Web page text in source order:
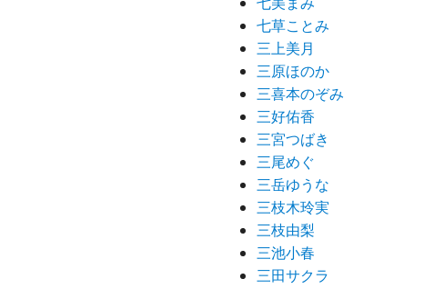
七草ことみ
三上美月
三原ほのか
三喜本のぞみ
三好佑香
三宮つばき
三尾めぐ
三岳ゆうな
三枝木玲実
三枝由梨
三池小春
三田サクラ